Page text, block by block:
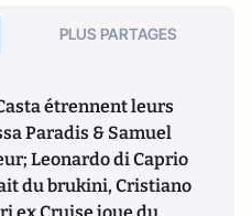
PLUS PARTAGES
étrennent leurs
Paradis & Samuel
Leonardo di Caprio
du brukini, Cristiano